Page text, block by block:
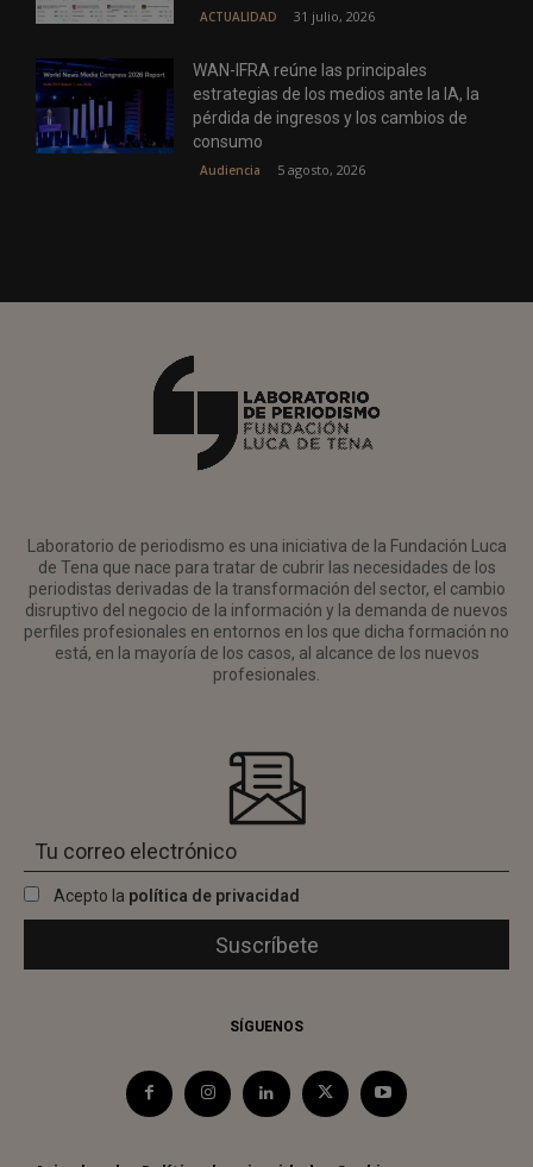
ACTUALIDAD 31 julio, 2026
WAN-IFRA reúne las principales
estrategias de los medios ante la IA, la
pérdida de ingresos y los cambios de
consumo
Audiencia 5 agosto, 2026
Laboratorio de periodismo es una iniciativa de la Fundación Luca
de Tena que nace para tratar de cubrir las necesidades de los
periodistas derivadas de la transformación del sector, el cambio
disruptivo del negocio de la información y la demanda de nuevos
perfiles profesionales en entornos en los que dicha formación no
está, en la mayoría de los casos, al alcance de los nuevos
profesionales.
Acepto la política de privacidad
SÍGUENOS